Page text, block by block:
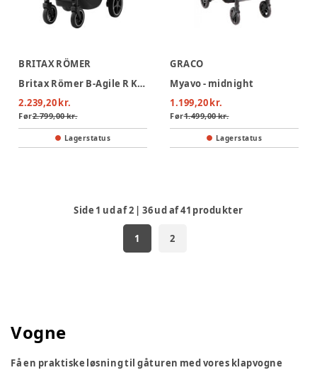
BRITAX RÖMER
Britax Römer B-Agile R Klapvogn - Carbon Black
2.239,20 kr.
Før2.799,00 kr.
Lagerstatus
GRACO
Myavo - midnight
1.199,20 kr.
Før1.499,00 kr.
Lagerstatus
Side 1 ud af2 |36ud af41 produkter
1 2
Vogne
Få en praktiske løsning til gåturen med vores klapvogne